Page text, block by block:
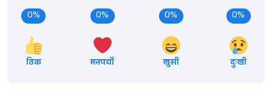
0%
ठिक
0%
मनपर्यो
0%
खुसी
0%
दुःखी